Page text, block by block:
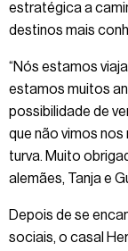
estratégica a
destinos mais
“Nós estamos
estamos muitos
possibilidade de
que não vimos
turva. Muito
alemães, Tanja e
Depois de se
sociais, o casal